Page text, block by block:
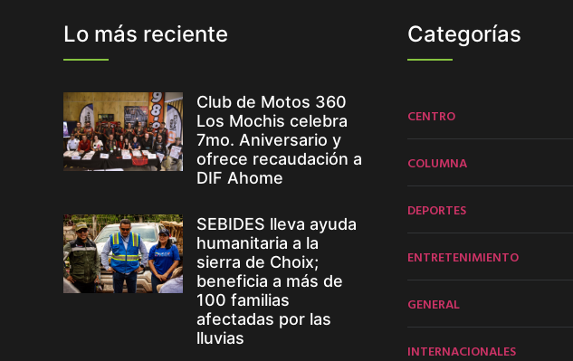
Lo más reciente
Club de Motos 360
Los Mochis celebra
7mo. Aniversario y
ofrece recaudación a
DIF Ahome
SEBIDES lleva ayuda
humanitaria a la
sierra de Choix;
beneficia a más de
100 familias
afectadas por las
lluvias
Categorías
CENTRO
COLUMNA
DEPORTES
ENTRETENIMIENTO
GENERAL
INTERNACIONALES